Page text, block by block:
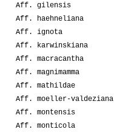
Aff. gilensis
Aff. haehneliana
Aff. ignota
Aff. karwinskiana
Aff. macracantha
Aff. magnimamma
Aff. mathildae
Aff. moeller-valdeziana
Aff. montensis
Aff. monticola